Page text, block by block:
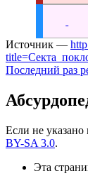
Источник —
Последний раз
Если не
BY-SA 3.0.
Эта